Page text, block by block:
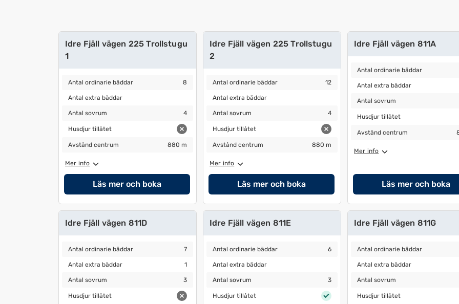
ett
datum.
frågetecknet
för
att
få
kortkommandon
för
att
ett
datum.
frågetecknet
kortkommandon
för
att
Idre Fjäll vägen 225 Trollstugu
1
Antal ordinarie bäddar
Antal ordinarie bäddar 8
Antal extra bäddar
Antal extra bäddar
Antal sovrum
Antal sovrum 4
Husdjur tillåtet
Husdjur tillåtet
Avstånd centrum
Avstånd centrum 880 m
Mer info
Läs mer och boka
Idre Fjäll vägen 225 Trollstugu
2
Antal ordinarie bäddar
Antal ordinarie bäddar 12
Antal extra bäddar
Antal extra bäddar
Antal sovrum
Antal sovrum 4
Husdjur tillåtet
Husdjur tillåtet
Avstånd centrum
Avstånd centrum 880 m
Mer info
Läs mer och boka
Idre Fjäll vägen 811A
Antal ordinarie bäddar
Antal ordinarie bäddar
Antal extra bäddar
Antal extra bäddar
Antal sovrum
Antal sovrum
Husdjur tillåtet
Husdjur tillåtet
Avstånd centrum
Avstånd centrum
Mer info
Läs mer och boka
Idre Fjäll vägen 811D
Antal ordinarie bäddar
Antal ordinarie bäddar 7
Antal extra bäddar
Antal extra bäddar 1
Antal sovrum
Antal sovrum 3
Husdjur tillåtet
Husdjur tillåtet
Idre Fjäll vägen 811E
Antal ordinarie bäddar
Antal ordinarie bäddar 6
Antal extra bäddar
Antal extra bäddar
Antal sovrum
Antal sovrum 3
Husdjur tillåtet
Husdjur tillåtet
Idre Fjäll vägen 811G
Antal ordinarie bäddar
Antal ordinarie bäddar
Antal extra bäddar
Antal extra bäddar
Antal sovrum
Antal sovrum
Husdjur tillåtet
Husdjur tillåtet